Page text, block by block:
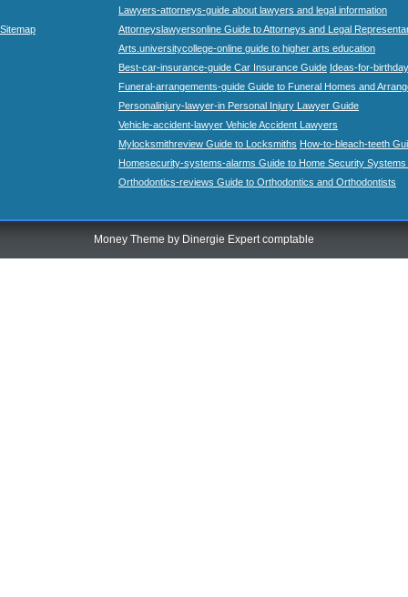
Sitemap
Lawyers-attorneys-guide about lawyers and legal information
Attorneyslawyersonline Guide to Attorneys and Legal
Arts.universitycollege-online guide to higher arts education
Best-car-insurance-guide Car Insurance Guide Ideas-for-
Funeral-arrangements-guide Guide to Funeral Homes and
Personalinjury-lawyer-in Personal Injury Lawyer Guide
Vehicle-accident-lawyer Vehicle Accident Lawyers
Mylocksmithreview Guide to Locksmiths How-to-bleach-teeth
Homesecurity-systems-alarms Guide to Home Security Systems
Orthodontics-reviews Guide to Orthodontics and Orthodontists
Money Theme by Dinergie Expert comptable